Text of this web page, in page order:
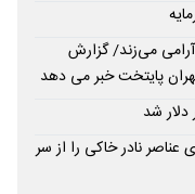
می‌زند/ گزارش
پایتخت خبر می دهد
نادر خاکی را از سر